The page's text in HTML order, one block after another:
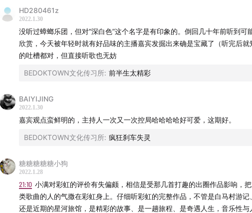
黄舒骏 陈奕迅 A
鸿明
张宇 熊天平
女歌手
萧亚轩 那英 关淑怡 陈淑桦 雷光夏
菲 A 王菲 B 许美静
无印良品 凡人二重唱 五月天A 五月天B 优客李林
时代眼泪
厉曼婷作词的歌 飞碟拾遗 电视剧金曲A 电视剧金曲B 彩铃时代 魔岩
94新生代 卡拉OK MV回忆
HD280461z
2022.1.30
没听过蟑螂乐团，但对“深白色”这个名字是有印象的。倒回几十年前听到可
欣赏，今天被年轻时就有好品味的主播嘉宾发掘出来确是宝藏了（听完后就
的吐槽都对，但直接听歌也无妨
BEDOKTOWN文化传习所: 前半生太精彩
BAIYIJING
2022.1.30
嘉宾观点蛮鲜明的，主持人一次又一次控局哈哈哈哈好可爱，这期好。
BEDOKTOWN文化传习所: 疯狂刹车失灵
糖糖糖糖糖小狗
2022.1.28
21:10 小满对彩虹的评价有失偏颇，相信是受那几首打趣的出圈作品影响，
类歌曲的人的气撒在彩虹身上。仔细听彩虹的完整作品，不管是白马村游记
还是近期的星河旅馆，是精彩的故事、是一趟旅程、是奇遇人生，音乐性与